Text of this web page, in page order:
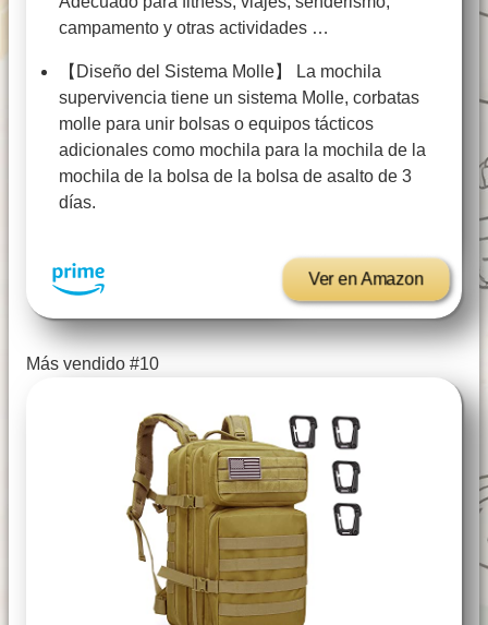
campamento y otras actividades …
【Diseño del Sistema Molle】 La mochila
supervivencia tiene un sistema Molle, corbatas
molle para unir bolsas o equipos tácticos
adicionales como mochila para la mochila de la
mochila de la bolsa de la bolsa de asalto de 3
días.
Ver en Amazon
Más vendido #10